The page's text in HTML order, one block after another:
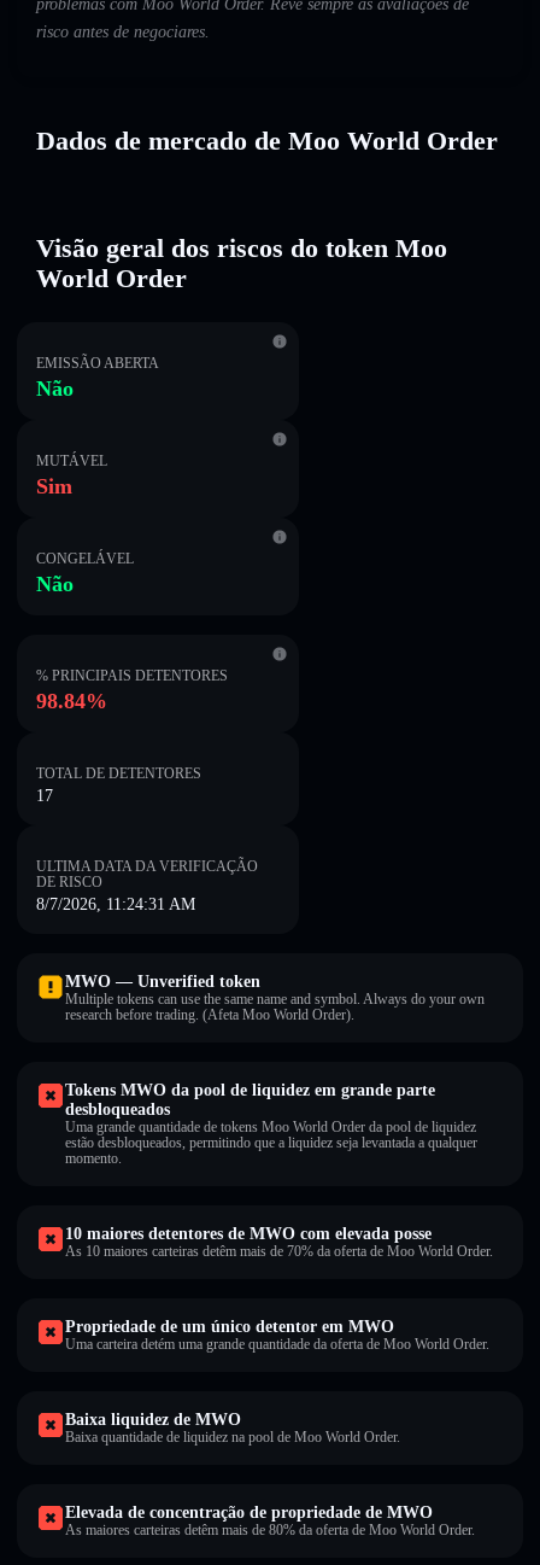
problemas com Moo World Order. Revê sempre as avaliações de
risco antes de negociares.
Dados de mercado de Moo World Order
Visão geral dos riscos do token Moo
World Order
EMISSÃO ABERTA
Não
MUTÁVEL
Sim
CONGELÁVEL
Não
% PRINCIPAIS DETENTORES
98.84%
TOTAL DE DETENTORES
17
ULTIMA DATA DA VERIFICAÇÃO
DE RISCO
8/7/2026, 11:24:31 AM
MWO — Unverified token
Multiple tokens can use the same name and symbol. Always do your own
research before trading. (Afeta Moo World Order).
Tokens MWO da pool de liquidez em grande parte
desbloqueados
Uma grande quantidade de tokens Moo World Order da pool de liquidez
estão desbloqueados, permitindo que a liquidez seja levantada a qualquer
momento.
10 maiores detentores de MWO com elevada posse
As 10 maiores carteiras detêm mais de 70% da oferta de Moo World Order.
Propriedade de um único detentor em MWO
Uma carteira detém uma grande quantidade da oferta de Moo World Order.
Baixa liquidez de MWO
Baixa quantidade de liquidez na pool de Moo World Order.
Elevada de concentração de propriedade de MWO
As maiores carteiras detêm mais de 80% da oferta de Moo World Order.